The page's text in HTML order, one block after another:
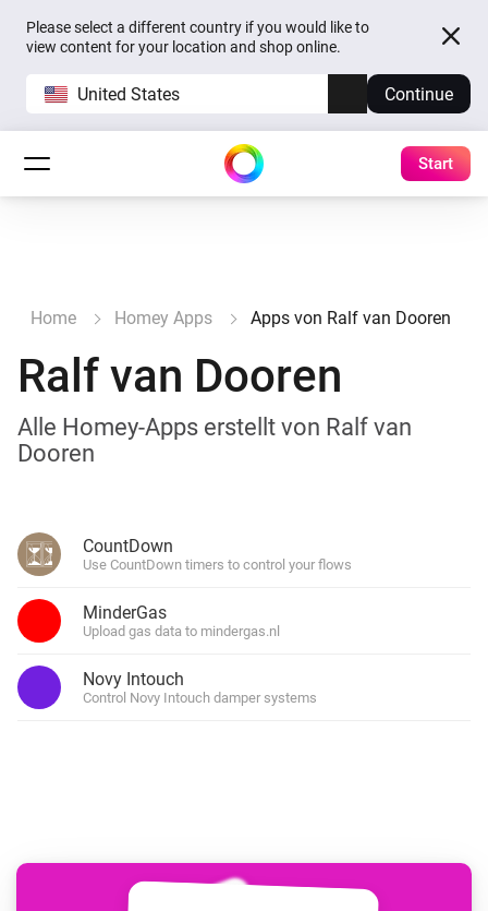
Please select a different country if you would like to
view content for your location and shop online.
United States Continue
Start
Home Homey Apps Apps von Ralf van Dooren
Ralf van Dooren
Alle Homey-Apps erstellt von Ralf van
Dooren
CountDown
Use CountDown timers to control your flows
MinderGas
Upload gas data to mindergas.nl
Novy Intouch
Control Novy Intouch damper systems